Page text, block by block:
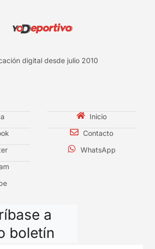
digital desde julio 2010
Inicio
Contacto
WhatsApp
a
boletín